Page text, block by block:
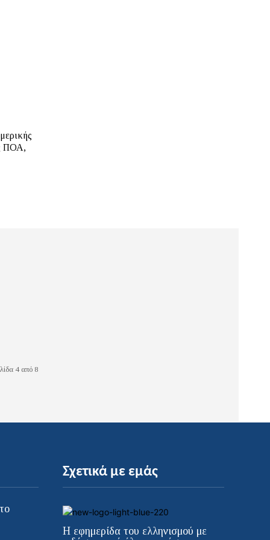
ΠΟΑ,
4 από 8
Σχετικά με εμάς
Η εφημερίδα του ελληνισμού με